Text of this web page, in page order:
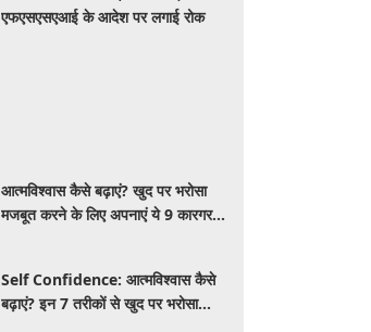
एफएसएसएआई के आदेश पर लगाई रोक
आत्मविश्वास कैसे बढ़ाएं? खुद पर भरोसा
मजबूत करने के लिए अपनाएं ये 9 कारगर
Self Confidence: आत्मविश्वास कैसे
बढ़ाएं? इन 7 तरीकों से खुद पर भरोसा